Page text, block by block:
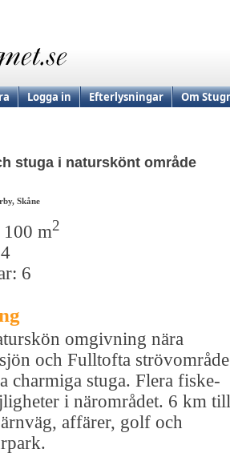
Logga in Efterlysningar Om
stuga i naturskönt område
Skåne
100 m2
6
omgivning nära
och Fulltofta strövområde
charmiga stuga. Flera fiske-
i närområdet. 6 km till
affärer, golf och